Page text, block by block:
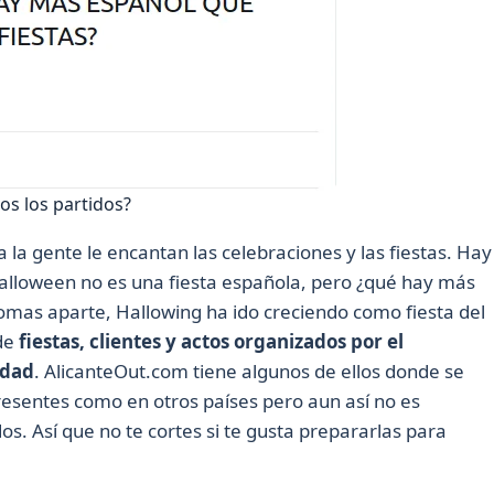
los partidos?
la gente le encantan las celebraciones y las fiestas. Hay
no es una fiesta española, pero ¿qué hay más
aparte, Hallowing ha ido creciendo como fiesta del
fiestas, clientes y actos organizados por el
. AlicanteOut.com tiene algunos de ellos donde se
como en otros países pero aun así no es
Así que no te cortes si te gusta prepararlas para